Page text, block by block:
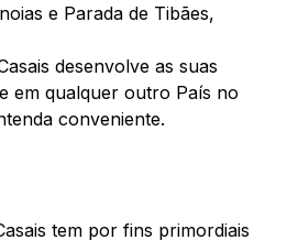
e Parada de Tibães,
desenvolve as suas
em qualquer outro País no
conveniente.
tem por fins primordiais